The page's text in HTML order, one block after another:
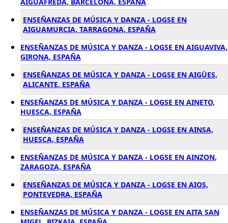
ENSEÑANZAS DE MÚSICA Y DANZA - LOGSE EN
AIGUAMURCIA, TARRAGONA, ESPAÑA
ENSEÑANZAS DE MÚSICA Y DANZA - LOGSE EN AIGUAVIVA,
GIRONA, ESPAÑA
ENSEÑANZAS DE MÚSICA Y DANZA - LOGSE EN AIGÜES,
ALICANTE, ESPAÑA
ENSEÑANZAS DE MÚSICA Y DANZA - LOGSE EN AINETO,
HUESCA, ESPAÑA
ENSEÑANZAS DE MÚSICA Y DANZA - LOGSE EN AINSA,
HUESCA, ESPAÑA
ENSEÑANZAS DE MÚSICA Y DANZA - LOGSE EN AINZON,
ZARAGOZA, ESPAÑA
ENSEÑANZAS DE MÚSICA Y DANZA - LOGSE EN AIOS,
PONTEVEDRA, ESPAÑA
ENSEÑANZAS DE MÚSICA Y DANZA - LOGSE EN AITA SAN